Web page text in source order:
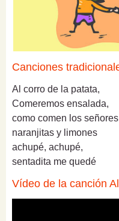
Canciones
Al corro de la patata,
Comeremos ensalada,
como comen los
naranjitas y limones
achupé, achupé,
sentadita me quedé
Vídeo de la canción